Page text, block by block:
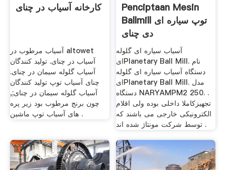
کارخانه آسیاب در چنای
آسیاب مرطوب در altowet
آسیاب در چنای. تولید کنندگان
آسیاب گلوله سیمان در چنای.
چنای آسیاب توپ تولید کنندگان
آسیاب گلوله سیمان در چنای;,
چون برنج مرطوب بود زیر پره
های آسیاب توپ ماشین .
Penciptaan Mesin
Ballmill توپ سیاره ای
دی چنای
آسیاب سیاره ای گلوله
ایPlanetary Ball Mill. نام
دستگاه آسیاب سیاره ای گلوله
ایPlanetary Ball Mill. مدل
دستگاه NARYAMPM2 250. .
تجهیزکاملا داخلی بوده ولی اقلام
الکترونیکی خارجی می باشند که
توسط شرکت مونتاژ شده اند .